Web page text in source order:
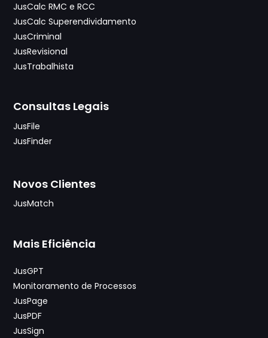
JusCalc RMC e RCC
JusCalc Superendividamento
JusCriminal
JusRevisional
JusTrabalhista
Consultas Legais
JusFile
JusFinder
Novos Clientes
JusMatch
Mais Eficiência
JusGPT
Monitoramento de Processos
JusPage
JusPDF
JusSign